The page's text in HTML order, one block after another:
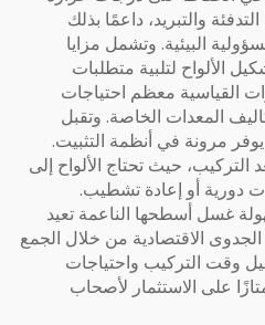
والتبريد، داعمًا بذلك
البيئية. وتشمل مزايا
الألواح لتلبية متطلبات
القياسية معظم احتياجات
المعدات الخاصة. وتقبل
مرونة في أنظمة التثبيت.
التركيب، حيث تحتاج الألواح إلى
دورية أو إعادة تشطيب.
غسل أسطحها الناعمة تعيد
الاقتصادية من خلال الجمع
وقت التركيب واحتياجات
على الاستثمار لأصحاب